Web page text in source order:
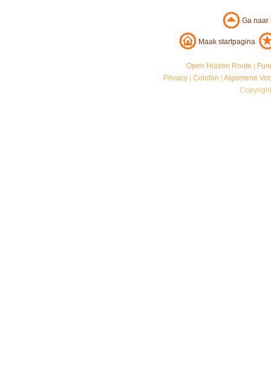
Ga
Maak startpagina
Open Huizen Route
Privacy |Colofon |Algemene